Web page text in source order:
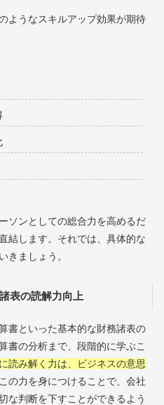
ようなスキルアップ効果が期待
ソンとしての総合力を高めるだ
結します。それでは、具体的な
きましょう。
表の読解力向上
書といった基本的な財務諸表の
書の分析まで、段階的に学ぶこ
読み解く力は、ビジネスの意思
の力を身につけることで、会社
な判断を下すことができるよう